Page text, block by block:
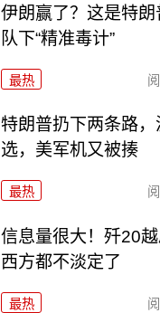
伊朗赢了？这是特朗
队下“精准毒计”
最热
特朗普扔下两条路
选，美军机又被揍
最热
信息量很大！歼20
西方都不淡定了
最热